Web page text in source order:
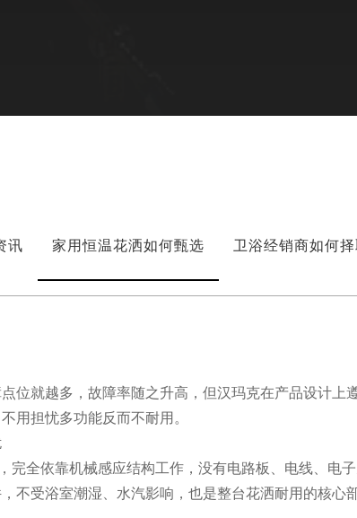
讯 家用恒温花洒如何甄选 卫浴经销商如何
位就越多，故障率随之升高，但汉玛克在产品设计上
用担忧多功能反而不耐用。
全依靠机械感应结构工作，没有电路板、电线、电
不受浴室潮湿、水汽影响，也是整台花洒耐用的核心